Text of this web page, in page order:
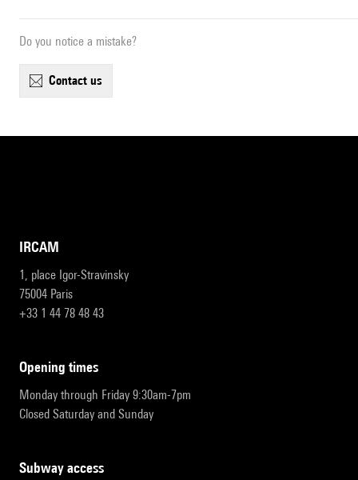
Do you notice a mistake?
contact us
IRCAM
1, place Igor-Stravinsky
75004 Paris
+33 1 44 78 48 43
opening times
Monday through Friday 9:30am-7pm
Closed Saturday and Sunday
subway access